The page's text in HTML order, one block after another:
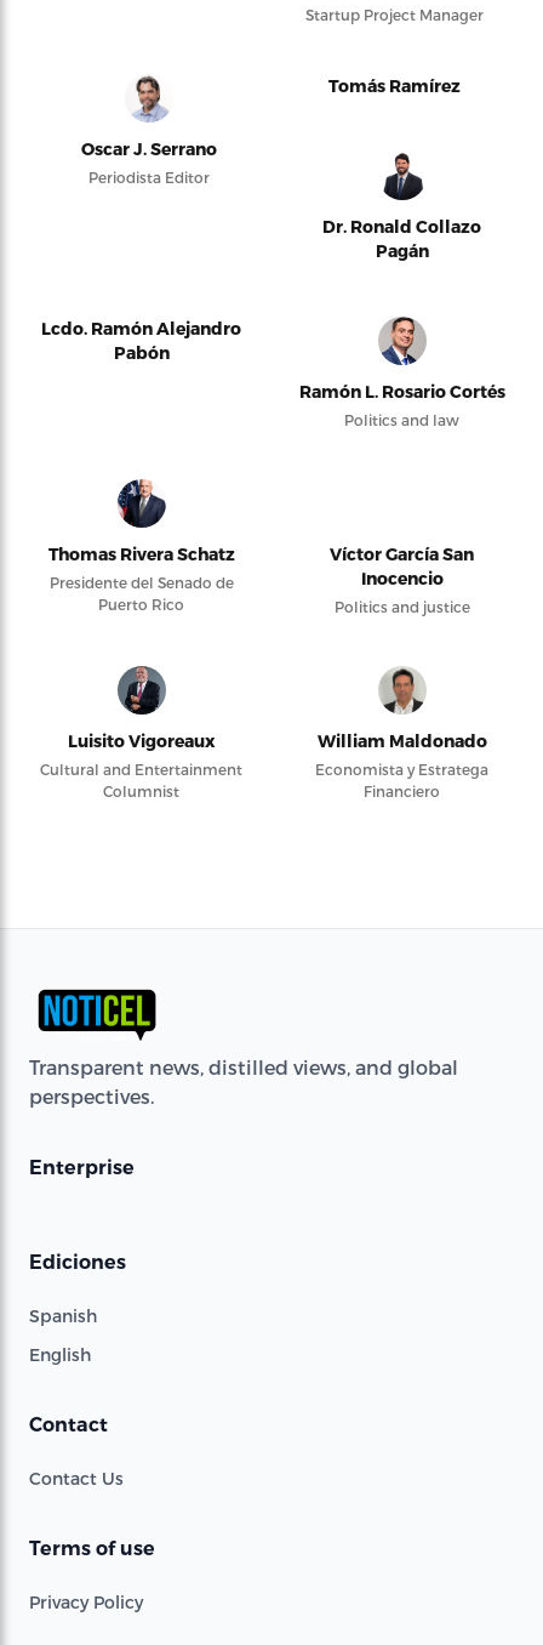
Startup Project Manager
Oscar J. Serrano
Periodista Editor
Tomás Ramírez
Dr. Ronald Collazo
Pagán
Lcdo. Ramón Alejandro
Pabón
Ramón L. Rosario Cortés
Politics and law
Thomas Rivera Schatz
Presidente del Senado de
Puerto Rico
Víctor García San
Inocencio
Politics and justice
Luisito Vigoreaux
Cultural and Entertainment
Columnist
William Maldonado
Economista y Estratega
Financiero
Transparent news, distilled views, and global
perspectives.
Enterprise
Ediciones
Spanish
English
Contact
Contact Us
Terms of use
Privacy Policy